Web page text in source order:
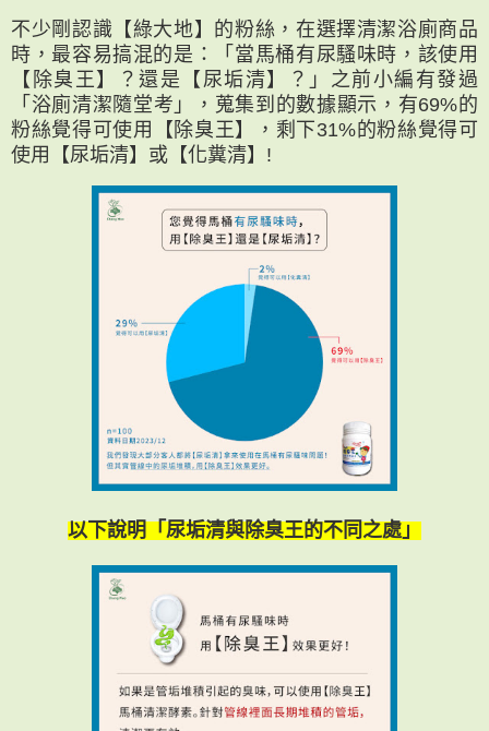
不少剛認識【綠大地】的粉絲，在選擇清潔浴廁商品
時，最容易搞混的是：「當馬桶有尿騷味時，該使用
【除臭王】？還是【尿垢清】？」之前小編有發過
「浴廁清潔隨堂考」，蒐集到的數據顯示，有69%的
粉絲覺得可使用【除臭王】，剩下31%的粉絲覺得可
使用【尿垢清】或【化糞清】!
以下說明「尿垢清與除臭王的不同之處」